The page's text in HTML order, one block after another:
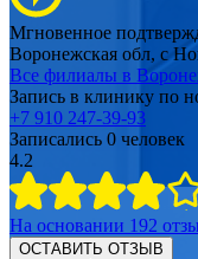
Мгновенное
Воронежская обл, с
Все филиалы в
Запись в клинику по
+7 910 247-39-93
Записались 0 человек
4.2
На основании 192
ОСТАВИТЬ ОТЗЫВ